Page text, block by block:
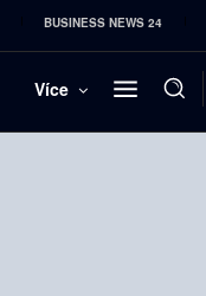
BUSINESS NEWS 24
Více